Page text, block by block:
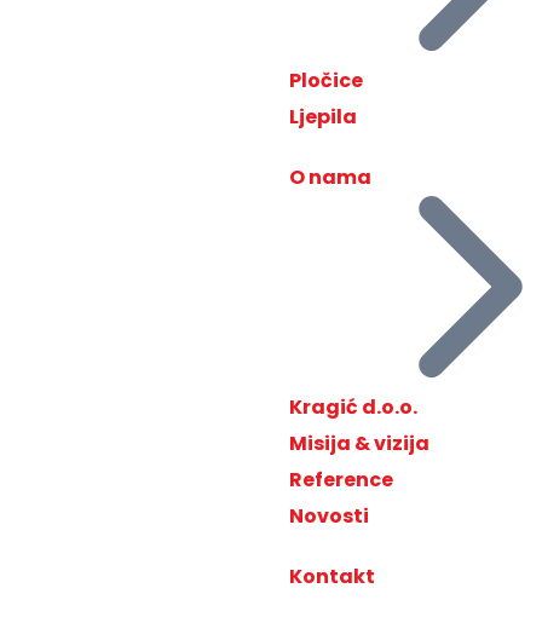
Pločice
Ljepila
O nama
Kragić d.o.o.
Misija & vizija
Reference
Novosti
Kontakt